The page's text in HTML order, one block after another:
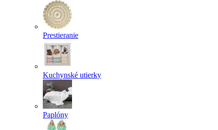
Prestieranie
Kuchynské utierky
Paplóny